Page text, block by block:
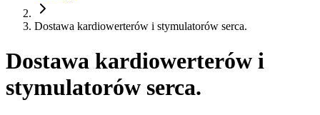
Dostawa kardiowerterów i stymulatorów serca.
Dostawa kardiowerterów i
stymulatorów serca.